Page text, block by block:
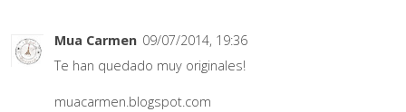
Mua Carmen 09/07/2014, 19:36
Te han quedado muy originales!
muacarmen.blogspot.com